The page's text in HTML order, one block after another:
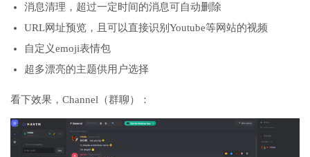
消息清理，超过一定时间的消息可自动删除
URL网址预览，且可以直接识别Youtube等网站的视频
自定义emoji表情包
超多漂亮的主题供用户选择
看下效果，Channel（群聊）：